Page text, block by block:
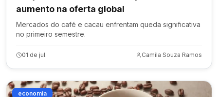
aumento na oferta global
Mercados do café e cacau enfrentam queda significativa
no primeiro semestre.
01 de jul. Camila Souza Ramos
economia